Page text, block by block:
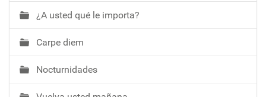
¿A usted qué le importa?
Carpe diem
Nocturnidades